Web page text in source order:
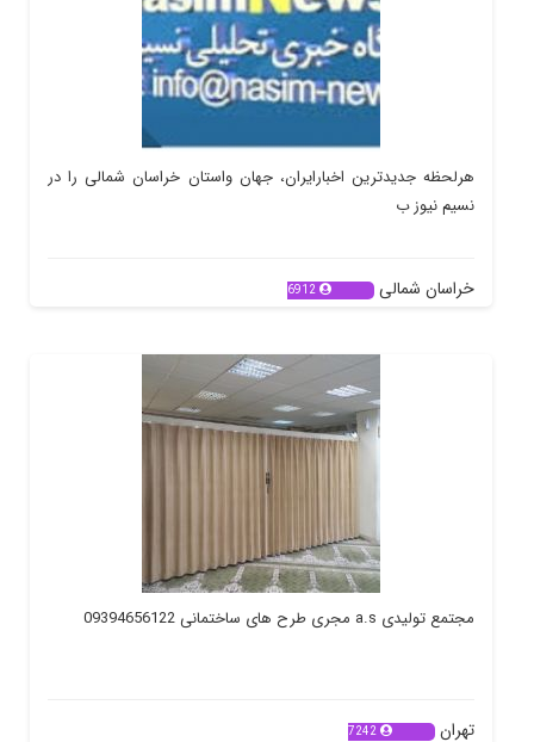
هرلحظه جدیدترین اخبارایران، جهان واستان خراسان شمالی را در
نسیم نیوز ب
خراسان شمالی 6912
مجتمع تولیدی a.s مجری طرح های ساختمانی 09394656122
تهران 7242